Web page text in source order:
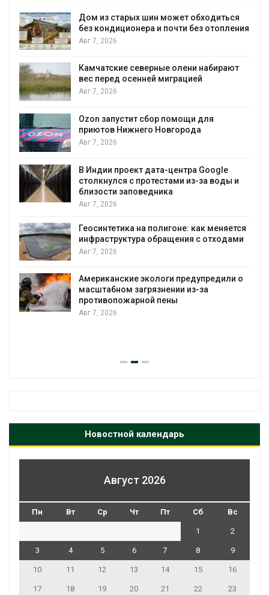
Дом из старых шин может обходиться
без кондиционера и почти без отопления
Авг 7, 2026
Камчатские северные олени набирают
вес перед осенней миграцией
Авг 7, 2026
Ozon запустит сбор помощи для
приютов Нижнего Новгорода
Авг 7, 2026
В Индии проект дата-центра Google
столкнулся с протестами из-за воды и
близости заповедника
Авг 7, 2026
Геосинтетика на полигоне: как меняется
инфраструктура обращения с отходами
Авг 7, 2026
Американские экологи предупредили о
масштабном загрязнении из-за
противопожарной пены
Авг 7, 2026
Новостной календарь
Август 2026
Пн Вт Ср Чт Пт Сб Вс
1 2
3 4 5 6 7 8 9
10 11 12 13 14 15 16
17 18 19 20 21 22 23